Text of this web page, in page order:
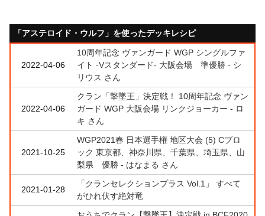
「アステロイド・ウルフ」を使ったデッキレシピ
2022-04-06
10周年記念 ヴァンガード WGP シングルファ
イト -Vスタンダード- 大阪会場 準優勝 - シ
リウス さん
2022-04-06
クラン「撃墜王」決定戦！ 10周年記念 ヴァン
ガード WGP 大阪会場 リンクジョーカー - ロ
キ さん
2021-10-25
WGP2021春 日本選手権 地区大会 (5) Cブロ
ック 東京都、神奈川県、千葉県、埼玉県、山
梨県 優勝 - はなまる さん
2021-01-28
「クランセレクションプラス Vol.1」 すべて
がひれ伏す絶対竜